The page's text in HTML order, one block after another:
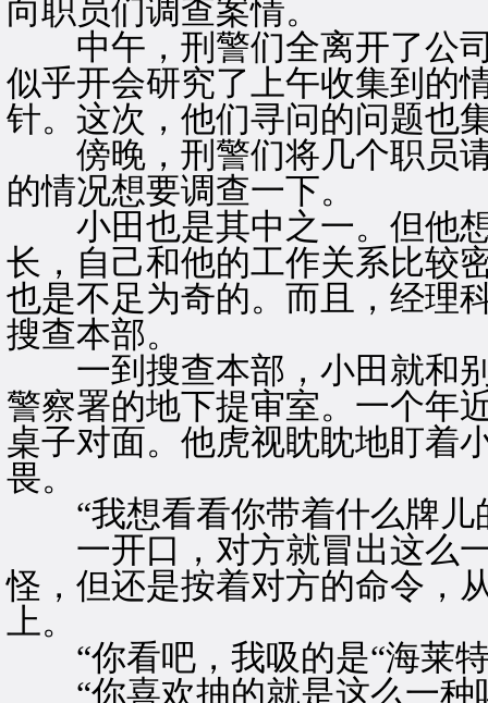
向职员们调查案情。
中午，刑警们全离开了公司
似乎开会研究了上午收集到的
针。这次，他们寻问的问题也
傍晚，刑警们将几个职员请
的情况想要调查一下。
小田也是其中之一。但他想
长，自己和他的工作关系比较
也是不足为奇的。而且，经理
搜查本部。
一到搜查本部，小田就和别
警察署的地下提审室。一个年
桌子对面。他虎视眈眈地盯着
畏。
“我想看看你带着什么牌儿
一开口，对方就冒出这么一
怪，但还是按着对方的命令，
上。
“你看吧，我吸的是“海莱特
“你喜欢抽的就是这么一种